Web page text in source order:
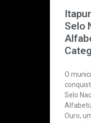
Selo
O
Selo
Ouro,